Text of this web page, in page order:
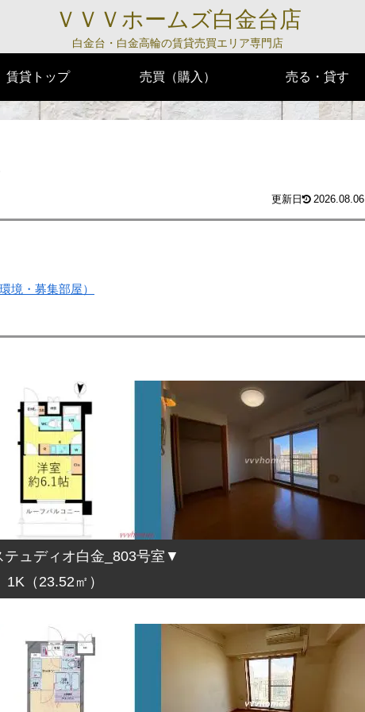
ＶＶＶホームズ白金台店
白金台・白金高輪の賃貸売買エリア専門店
賃貸トップ 売買（購入） 売る・貸す
2026.08.06
境・募集部屋）
ュディオ白金_803号室▼
1K（23.52㎡）